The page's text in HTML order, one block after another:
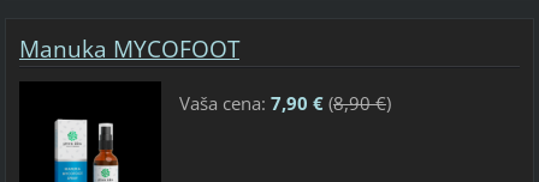
Manuka MYCOFOOT
Vaša cena: 7,90 €(8,90 €)